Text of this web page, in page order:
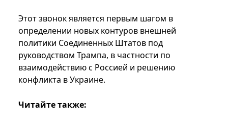
Этот звонок является первым шагом в
определении новых контуров внешней
политики Соединенных Штатов под
руководством Трампа, в частности по
взаимодействию с Россией и решению
конфликта в Украине.
Читайте также: